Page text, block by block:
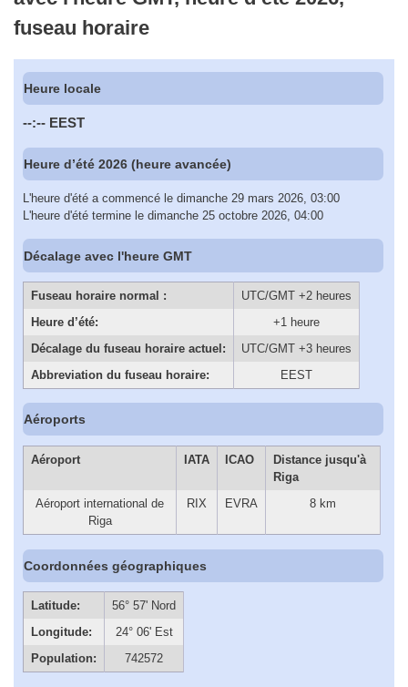
fuseau horaire
Heure locale
--:-- EEST
Heure d’été 2026 (heure avancée)
L'heure d'été a commencé le dimanche 29 mars 2026, 03:00
L'heure d'été termine le dimanche 25 octobre 2026, 04:00
Décalage avec l'heure GMT
Fuseau horaire normal :
UTC/GMT +2 heures
Heure d’été:
+1 heure
Décalage du fuseau horaire actuel:
UTC/GMT +3 heures
Abbreviation du fuseau horaire:
EEST
Aéroports
Aéroport IATA ICAO
Distance jusqu'à
Riga
Aéroport international de
Riga
RIX EVRA 8 km
Coordonnées géographiques
Latitude:
56° 57' Nord
Longitude:
24° 06' Est
Population:
742572